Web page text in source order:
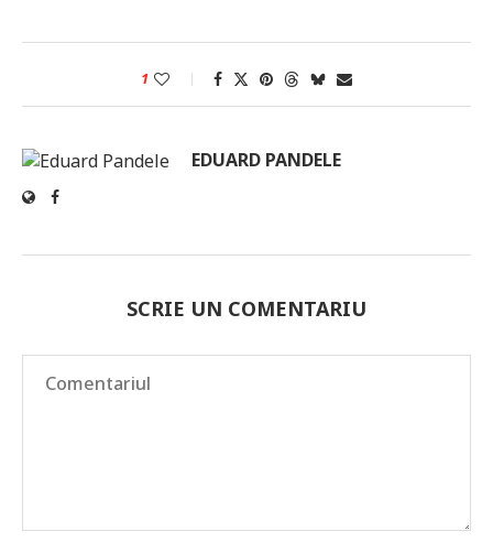
1
EDUARD PANDELE
SCRIE UN COMENTARIU